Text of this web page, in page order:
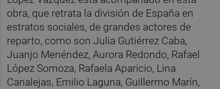
obra, que retrata la división de España en
estratos sociales, de grandes actores de
reparto, como son Julia Gutiérrez Caba,
Juanjo Menéndez, Aurora Redondo, Rafael
López Somoza, Rafaela Aparicio, Lina
Canalejas, Emilio Laguna, Guillermo Marín,